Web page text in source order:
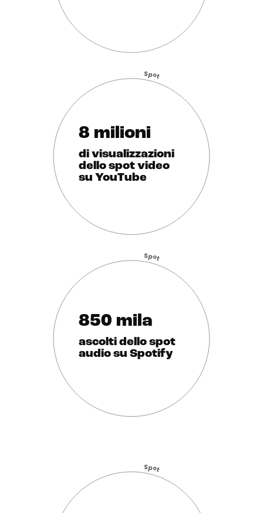
Spot
8 milioni
di visualizzazioni
dello spot video
su YouTube
Spot
850 mila
ascolti dello spot
audio su Spotify
Spot